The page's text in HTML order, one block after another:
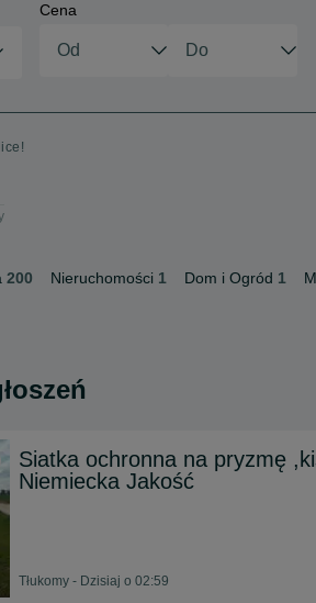
Cena
200 Nieruchomości 1 Dom i Ogród 1
Siatka ochronna na pryzmę
Niemiecka Jakość
Tłukomy - Dzisiaj o 02:59